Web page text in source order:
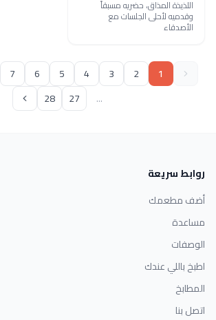
اللذيذة المذاق، حضريه مسبقاً
وقدميه لأحلى الجلسات مع
الأصدقاء
1
2
3
4
5
6
7
...
27
28
روابط سريعة
أضف مطعمك
مساعدة
الوصفات
اطبخ باللي عندك
المطابخ
اتصل بنا